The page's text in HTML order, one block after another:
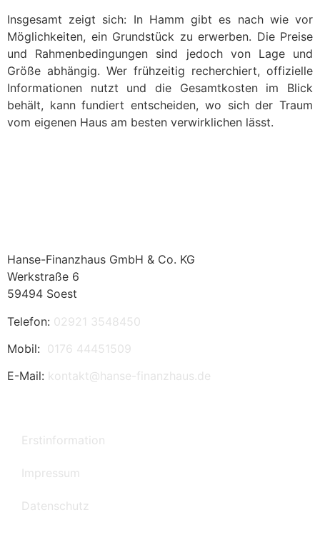
Insgesamt zeigt sich: In Hamm gibt es nach wie vor
Möglichkeiten, ein Grundstück zu erwerben. Die Preise
und Rahmenbedingungen sind jedoch von Lage und
Größe abhängig. Wer frühzeitig recherchiert, offizielle
Informationen nutzt und die Gesamtkosten im Blick
behält, kann fundiert entscheiden, wo sich der Traum
vom eigenen Haus am besten verwirklichen lässt.
Hanse-Finanzhaus GmbH & Co. KG
Werkstraße 6
59494 Soest
Telefon: 02921 3548450
Mobil: 0176 44451509
E-Mail: kontakt@hanse-finanzhaus.de
Erstinformation
Impressum
Datenschutz